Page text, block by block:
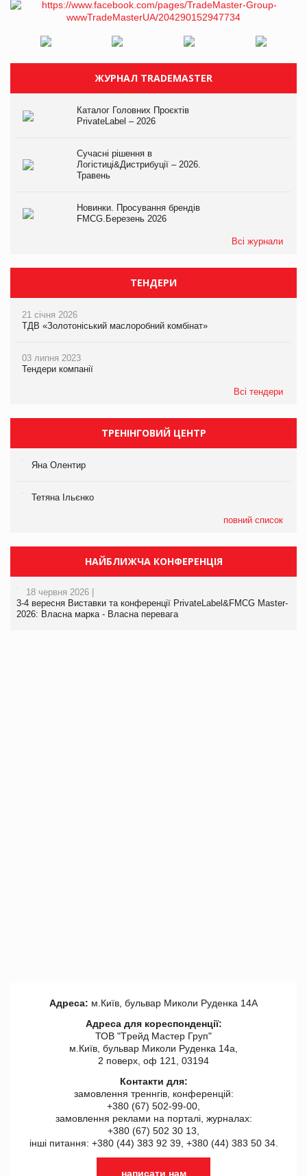
ЖУРНАЛ TRADEMASTER
Каталог Головних Проєктів
PrivateLabel – 2026
Сучасні рішення в
Логістиці&Дистрибуції – 2026.
Травень
Новинки. Просування брендів
FMCG.Березень 2026
Всі журнали
ТЕНДЕРИ
21 січня 2026
ТДВ «Золотоніський маслоробний комбінат»
03 липня 2023
Тендери компанії
Всі тендери
ТРЕНІНГОВИЙ ЦЕНТР
Яна Олентир
Тетяна Ільєнко
повний список
НАЙБЛИЖЧА КОНФЕРЕНЦІЯ
18 червня 2026 |
3-4 вересня Виставки та конференції PrivateLabel&FMCG Master-
2026: Власна марка - Власна перевага
Адреса: м.Київ, бульвар Миколи Руденка 14А
Адреса для кореспонденції:
ТОВ "Tрейд Мастер Груп"
м.Київ, бульвар Миколи Руденка 14а,
2 поверх, оф 121, 03194
Контакти для:
замовлення треннгів, конференцій:
+380 (67) 502-99-00,
замовлення реклами на порталі, журналах:
+380 (67) 502 30 13,
інші питання: +380 (44) 383 92 39, +380 (44) 383 50 34.
написати нам